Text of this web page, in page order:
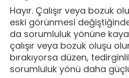
Hayır. Çalışır veya bozuk
eski görünmesi
da sorumluluk yönüne
çalışır veya bozuk oluşu
bırakıyorsa düzen,
sorumluluk yönü daha